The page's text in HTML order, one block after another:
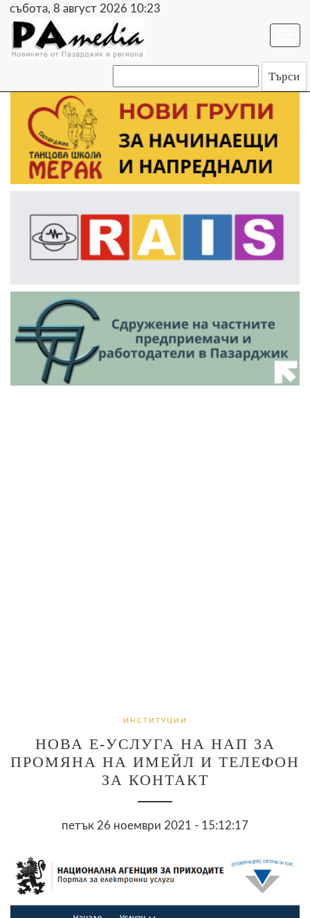
събота, 8 август 2026 10:23
ИНСТИТУЦИИ
НОВА Е-УСЛУГА НА НАП ЗА
ПРОМЯНА НА ИМЕЙЛ И ТЕЛЕФОН
ЗА КОНТАКТ
петък 26 ноември 2021 - 15:12:17